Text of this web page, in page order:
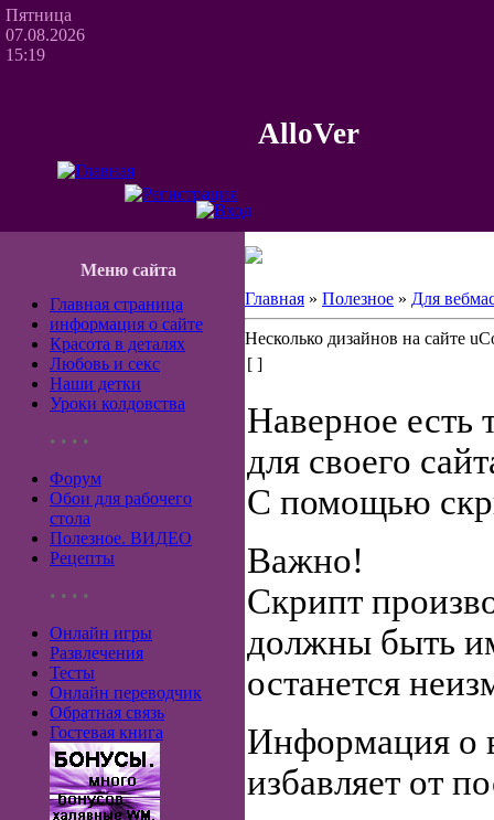
Пятница
07.08.2026
15:19
AlloVer
Меню сайта
Главная страница
информация о сайте
Красота в деталях
Любовь и секс
Наши детки
Уроки колдовства
• • • •
Форум
Обои для рабочего
стола
Полезное. ВИДЕО
Рецепты
• • • •
Онлайн игры
Развлечения
Тесты
Онлайн переводчик
Обратная связь
Гостевая книга
Главная » Полезное » Для
Несколько дизайнов на сайте
[ ]
Наверное есть
для своего
С помощью
Важно!
Скрипт
должны быть
останется
Информация о
избавляет от